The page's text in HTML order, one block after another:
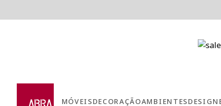
MÓVEISDECORAÇÃOAMBIENTES